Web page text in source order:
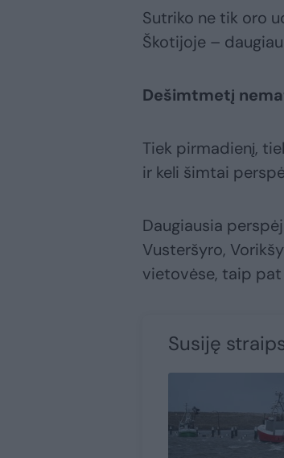
Sutriko ne tik oro
Škotijoje –
Dešimtmetį
Tiek pirmadienį,
ir keli šimtai
Daugiausia
Vusteršyro,
vietovėse, taip
Susiję